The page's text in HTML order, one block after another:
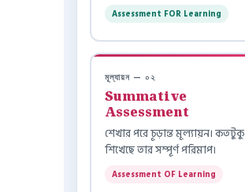
Assessment FOR Learning
মূল্যায়ন — ০২
Summative
Assessment
শেখার পরে চূড়ান্ত মূল্যায়ন। কতটুকু
শিখেছে তার সম্পূর্ণ পরিমাপ।
Assessment OF Learning